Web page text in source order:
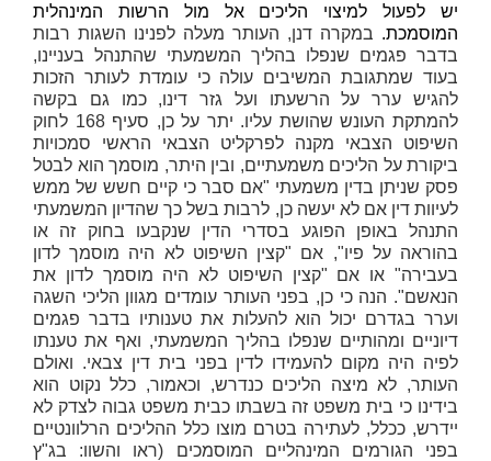
יש לפעול למיצוי הליכים אל מול הרשות המינהלית
המוסמכת. במקרה דנן, העותר מעלה לפנינו השגות רבות
בדבר פגמים שנפלו בהליך המשמעתי שהתנהל בעניינו,
בעוד שמתגובת המשיבים עולה כי עומדת לעותר הזכות
להגיש ערר על הרשעתו ועל גזר דינו, כמו גם בקשה
להמתקת העונש שהושת עליו. יתר על כן, סעיף 168 לחוק
השיפוט הצבאי מקנה לפרקליט הצבאי הראשי סמכויות
ביקורת על הליכים משמעתיים, ובין היתר, מוסמך הוא לבטל
פסק שניתן בדין משמעתי "אם סבר כי קיים חשש של ממש
לעיוות דין אם לא יעשה כן, לרבות בשל כך שהדיון המשמעתי
התנהל באופן הפוגע בסדרי הדין שנקבעו בחוק זה או
בהוראה על פיו", אם "קצין השיפוט לא היה מוסמך לדון
בעבירה" או אם "קצין השיפוט לא היה מוסמך לדון את
הנאשם". הנה כי כן, בפני העותר עומדים מגוון הליכי השגה
וערר בגדרם יכול הוא להעלות את טענותיו בדבר פגמים
דיוניים ומהותיים שנפלו בהליך המשמעתי, ואף את טענתו
לפיה היה מקום להעמידו לדין בפני בית דין צבאי. ואולם
העותר, לא מיצה הליכים כנדרש, וכאמור, כלל נקוט הוא
בידינו כי בית משפט זה בשבתו כבית משפט גבוה לצדק לא
יידרש, ככלל, לעתירה בטרם מוצו כלל ההליכים הרלוונטיים
בפני הגורמים המינהליים המוסמכים (ראו והשוו: בג"ץ